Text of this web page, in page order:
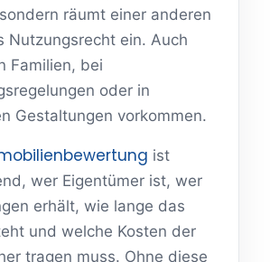
räumt einer anderen
Nutzungsrecht ein. Auch
Familien, bei
oder in
Gestaltungen vorkommen.
ist
wer Eigentümer ist, wer
erhält, wie lange das
und welche Kosten der
tragen muss. Ohne diese